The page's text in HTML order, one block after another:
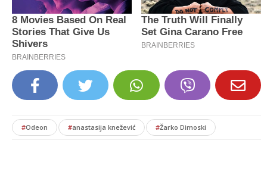
#Odeon #anastasija knežević #Žarko Dimoski